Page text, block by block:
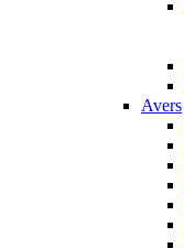
Avers